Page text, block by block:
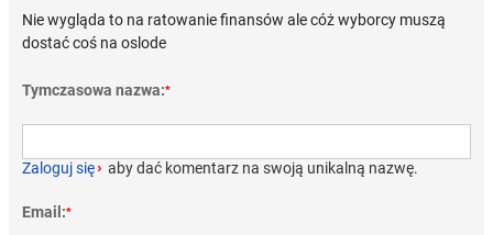
Nie wygląda to na ratowanie finansów ale cóż wyborcy muszą
dostać coś na oslode
Tymczasowa nazwa:*
Zaloguj się› aby dać komentarz na swoją unikalną nazwę.
Email:*